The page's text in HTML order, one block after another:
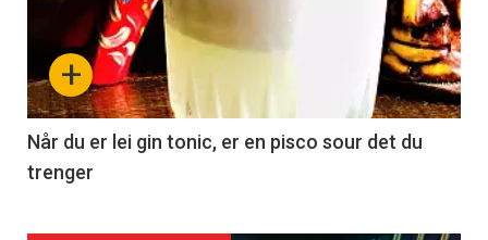
nå
-
2
+
Når du er lei gin tonic, er en pisco sour det du
trenger